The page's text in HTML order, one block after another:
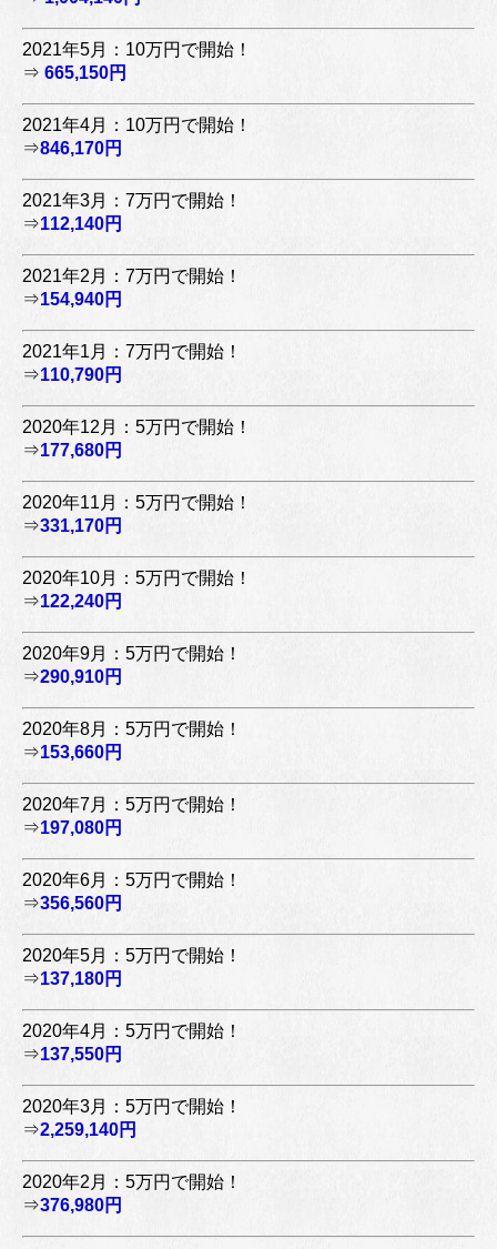
2021年5月：10万円で開始！
⇒ 665,150円
2021年4月：10万円で開始！
⇒846,170円
2021年3月：7万円で開始！
⇒112,140円
2021年2月：7万円で開始！
⇒154,940円
2021年1月：7万円で開始！
⇒110,790円
2020年12月：5万円で開始！
⇒177,680円
2020年11月：5万円で開始！
⇒331,170円
2020年10月：5万円で開始！
⇒122,240円
2020年9月：5万円で開始！
⇒290,910円
2020年8月：5万円で開始！
⇒153,660円
2020年7月：5万円で開始！
⇒197,080円
2020年6月：5万円で開始！
⇒356,560円
2020年5月：5万円で開始！
⇒137,180円
2020年4月：5万円で開始！
⇒137,550円
2020年3月：5万円で開始！
⇒2,259,140円
2020年2月：5万円で開始！
⇒376,980円